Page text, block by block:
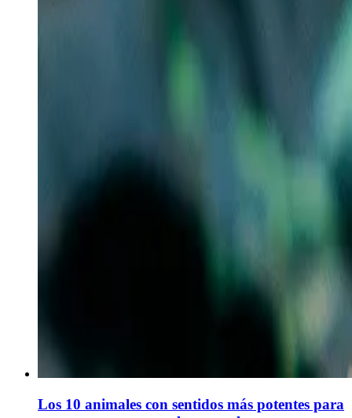
Los 10 animales con sentidos más potentes para